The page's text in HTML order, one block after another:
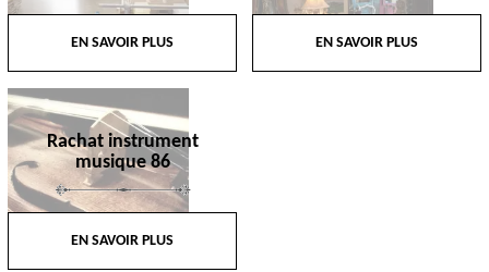
EN SAVOIR PLUS EN SAVOIR PLUS
Rachat instrument
musique 86
EN SAVOIR PLUS